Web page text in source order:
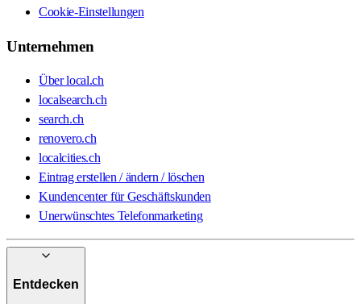
Cookie-Einstellungen
Unternehmen
Über local.ch
localsearch.ch
search.ch
renovero.ch
localcities.ch
Eintrag erstellen / ändern / löschen
Kundencenter für Geschäftskunden
Unerwünschtes Telefonmarketing
Entdecken